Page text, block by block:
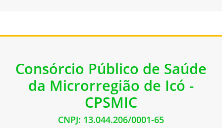
Consórcio Público de Saúde
da Microrregião de Icó -
CPSMIC
CNPJ: 13.044.206/0001-65